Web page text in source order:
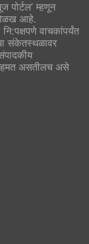
पोर्टल’ म्हणून
आहे.
वाचकांपर्यंत
संकेतस्थळावर
असतीलच असे